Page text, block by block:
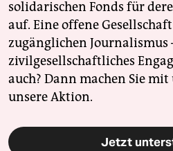
solidarischen Fonds für
auf. Eine offene
zugänglichen Journalismus
zivilgesellschaftliches
auch? Dann machen Sie
unsere Aktion.
Jetzt